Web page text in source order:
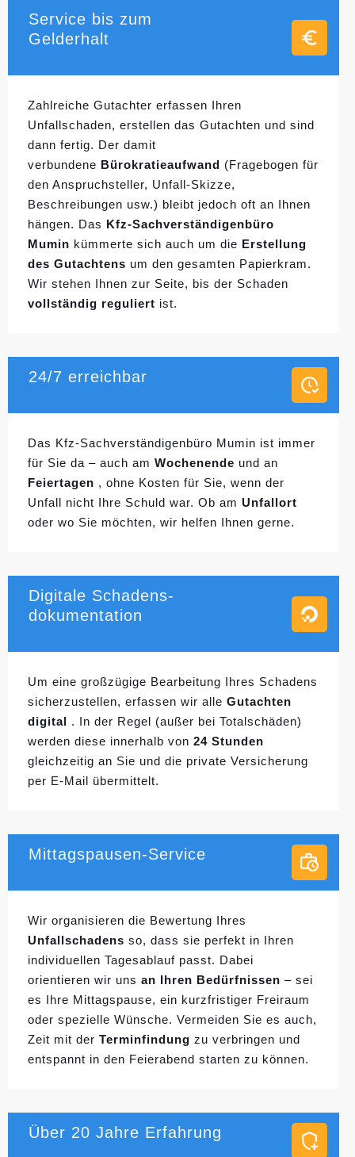
Service bis zum
Gelderhalt
Zahlreiche Gutachter erfassen Ihren
Unfallschaden, erstellen das Gutachten und sind
dann fertig. Der damit
verbundene Bürokratieaufwand (Fragebogen für
den Anspruchsteller, Unfall-Skizze,
Beschreibungen usw.) bleibt jedoch oft an Ihnen
hängen. Das Kfz-Sachverständigenbüro
Mumin kümmerte sich auch um die Erstellung
des Gutachtens um den gesamten Papierkram.
Wir stehen Ihnen zur Seite, bis der Schaden
vollständig reguliert ist.
24/7 erreichbar
Das Kfz-Sachverständigenbüro Mumin ist immer
für Sie da – auch am Wochenende und an
Feiertagen , ohne Kosten für Sie, wenn der
Unfall nicht Ihre Schuld war. Ob am Unfallort
oder wo Sie möchten, wir helfen Ihnen gerne.
Digitale Schadens-
dokumentation
Um eine großzügige Bearbeitung Ihres Schadens
sicherzustellen, erfassen wir alle Gutachten
digital . In der Regel (außer bei Totalschäden)
werden diese innerhalb von 24 Stunden
gleichzeitig an Sie und die private Versicherung
per E-Mail übermittelt.
Mittagspausen-Service
Wir organisieren die Bewertung Ihres
Unfallschadens so, dass sie perfekt in Ihren
individuellen Tagesablauf passt. Dabei
orientieren wir uns an Ihren Bedürfnissen – sei
es Ihre Mittagspause, ein kurzfristiger Freiraum
oder spezielle Wünsche. Vermeiden Sie es auch,
Zeit mit der Terminfindung zu verbringen und
entspannt in den Feierabend starten zu können.
Über 20 Jahre Erfahrung